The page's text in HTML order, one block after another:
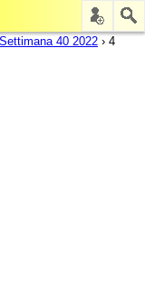
Settimana 40 2022 › 4